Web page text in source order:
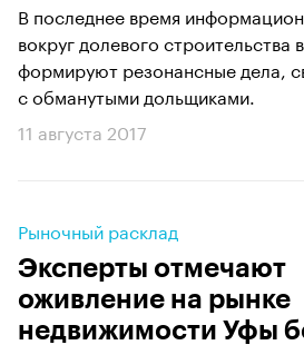
В последнее время
вокруг долевого строительства
формируют резонансные дела,
с обманутыми дольщиками.
11 августа 2017
Рыночный расклад
Эксперты отмечают
оживление на рынке
недвижимости Уфы